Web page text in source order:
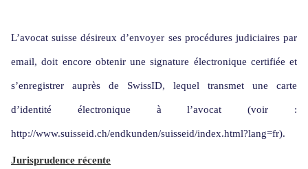
L’avocat suisse désireux d’envoyer ses procédures judiciaires par
email, doit encore obtenir une signature électronique certifiée et
s’enregistrer auprès de SwissID, lequel transmet une carte
d’identité électronique à l’avocat (voir :
http://www.suisseid.ch/endkunden/suisseid/index.html?lang=fr).
Jurisprudence récente